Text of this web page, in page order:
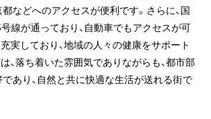
都などへのアクセスが便利です。さらに、国
線が通っており、自動車でもアクセスが可
実しており、地域の人々の健康をサポート
、落ち着いた雰囲気でありながらも、都市部
あり、自然と共に快適な生活が送れる街で